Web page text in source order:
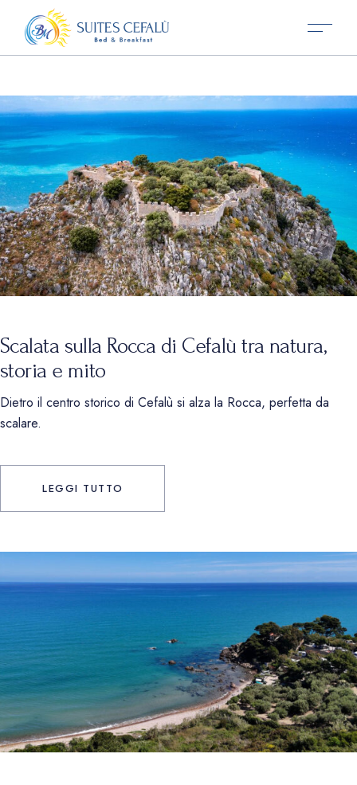
Scalata sulla Rocca di Cefalù tra natura,
storia e mito
Dietro il centro storico di Cefalù si alza la Rocca, perfetta da
scalare.
LEGGI TUTTO